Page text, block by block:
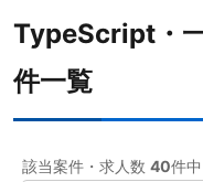
勤務形態
職種
TypeScript・
件一覧
該当案件・求人数 40件